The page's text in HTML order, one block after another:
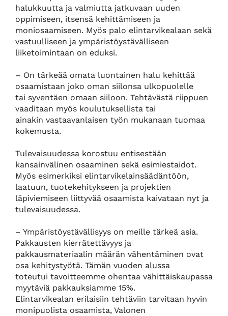
halukkuutta ja valmiutta jatkuvaan uuden
oppimiseen, itsensä kehittämiseen ja
moniosaamiseen. Myös palo elintarvikealaan sekä
vastuulliseen ja ympäristöystävälliseen
liiketoimintaan on eduksi.
– On tärkeää omata luontainen halu kehittää
osaamistaan joko oman siilonsa ulkopuolelle
tai syventäen omaan siiloon. Tehtävästä riippuen
vaaditaan myös koulutuksellista tai
ainakin vastaavanlaisen työn mukanaan tuomaa
kokemusta.
Tulevaisuudessa korostuu entisestään
kansainvälinen osaaminen sekä esimiestaidot.
Myös esimerkiksi elintarvikelainsäädäntöön,
laatuun, tuotekehitykseen ja projektien
läpiviemiseen liittyvää osaamista kaivataan nyt ja
tulevaisuudessa.
– Ympäristöystävällisyys on meille tärkeä asia.
Pakkausten kierrätettävyys ja
pakkausmateriaalin määrän vähentäminen ovat
osa kehitystyötä. Tämän vuoden alussa
toteutui tavoitteemme ohentaa vähittäiskaupassa
myytäviä pakkauksiamme 15%.
Elintarvikealan erilaisiin tehtäviin tarvitaan hyvin
monipuolista osaamista, Valonen